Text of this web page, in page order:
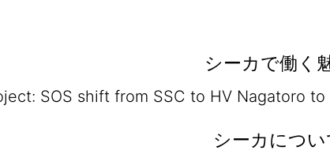
シーカで働く
SOS shift from SSC to HV Nagatoro
シーカについ